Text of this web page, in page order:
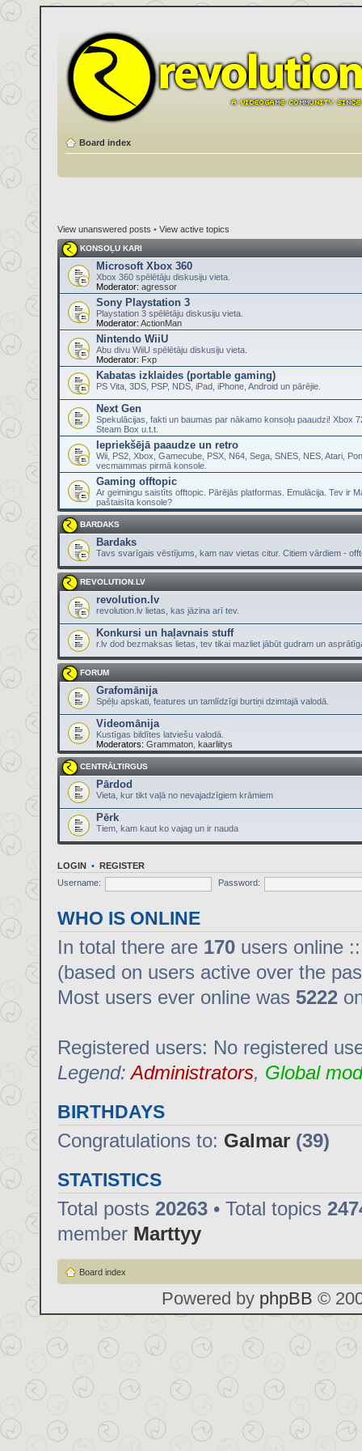
Board index
View unanswered posts • View active topics
KONSOĻU KARI
Microsoft Xbox 360
Xbox 360 spēlētāju diskusiju vieta.
Moderator: agressor
Sony Playstation 3
Playstation 3 spēlētāju diskusiju vieta.
Moderator: ActionMan
Nintendo WiiU
Abu divu WiiU spēlētāju diskusiju vieta.
Moderator: Fxp
Kabatas izklaides (portable gaming)
PS Vita, 3DS, PSP, NDS, iPad, iPhone, Android un pārējie.
Next Gen
Spekulācijas, fakti un baumas par nākamo konsoļu paaudzi! Xbox
Steam Box u.t.t.
Iepriekšējā paaudze un retro
Wii, PS2, Xbox, Gamecube, PSX, N64, Sega, SNES, NES, Atari,
vecmammas pirmā konsole.
Gaming offtopic
Ar geimingu saistīts offtopic. Pārējās platformas. Emulācija. Tev ir
paštaisīta konsole?
BARDAKS
Bardaks
Tavs svarīgais vēstījums, kam nav vietas citur. Citiem vārdiem -
REVOLUTION.LV
revolution.lv
revolution.lv lietas, kas jāzina arī tev.
Konkursi un haļavnais stuff
r.lv dod bezmaksas lietas, tev tikai mazliet jābūt gudram un
FORUM
Grafomānija
Spēļu apskati, features un tamlīdzīgi burtiņi dzimtajā valodā.
Videomānija
Kustīgas bildītes latviešu valodā.
Moderators: Grammaton kaarliitys
CENTRĀLTIRGUS
Pārdod
Vieta, kur tikt vaļā no nevajadzīgiem krāmiem
Pērk
Tiem, kam kaut ko vajag un ir nauda
LOGIN • REGISTER
Username:
Password:
WHO IS ONLINE
In total there are 170 users online
(based on users active over the
Most users ever online was 5222
Registered users: No registered
Legend:Administrators, Global
BIRTHDAYS
Congratulations to: Galmar (39)
STATISTICS
Total posts 20263 • Total topics
member Marttyy
Board index
Powered by phpBB ©